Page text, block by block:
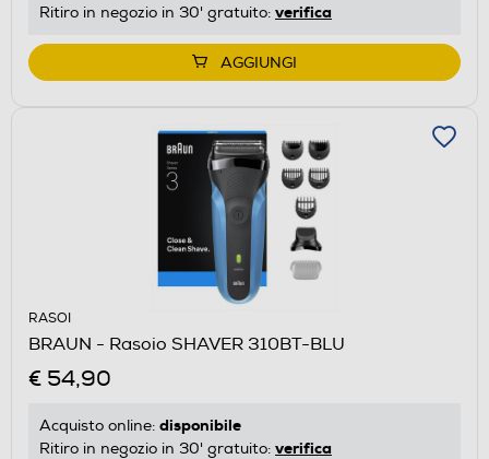
Ritiro in negozio in 30' gratuito: verifica
AGGIUNGI
RASOI
BRAUN - Rasoio SHAVER 310BT-BLU
€ 54,90
Acquisto online: disponibile
Ritiro in negozio in 30' gratuito: verifica